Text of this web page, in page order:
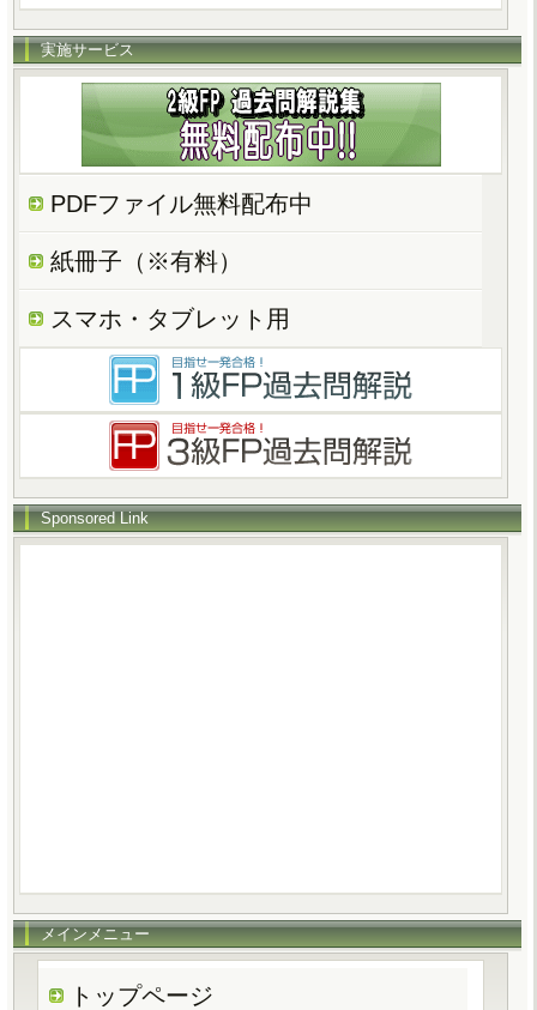
実施サービス
PDFファイル無料配布中
紙冊子（※有料）
スマホ・タブレット用
Sponsored Link
メインメニュー
トップページ